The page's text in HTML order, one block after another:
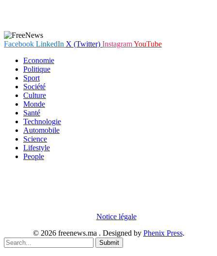
Facebook LinkedIn X (Twitter) InstagramYouTube
Economie
Politique
Sport
Société
Culture
Monde
Santé
Technologie
Automobile
Science
Lifestyle
People
Notice légale.
© 2026 freenews.ma . Designed by Phenix Press.
Submit